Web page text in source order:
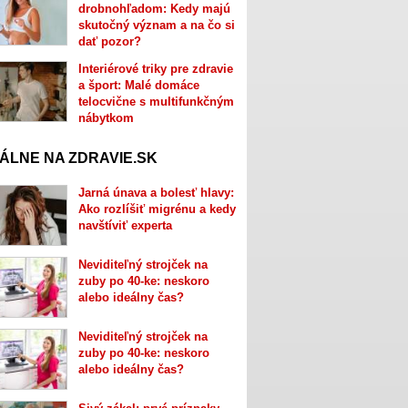
drobnohľadom: Kedy majú
skutočný význam a na čo si
dať pozor?
Interiérové triky pre zdravie
a šport: Malé domáce
telocvične s multifunkčným
nábytkom
NA ZDRAVIE.SK
Jarná únava a bolesť hlavy:
Ako rozlíšiť migrénu a kedy
navštíviť experta
Neviditeľný strojček na
zuby po 40-ke: neskoro
alebo ideálny čas?
Neviditeľný strojček na
zuby po 40-ke: neskoro
alebo ideálny čas?